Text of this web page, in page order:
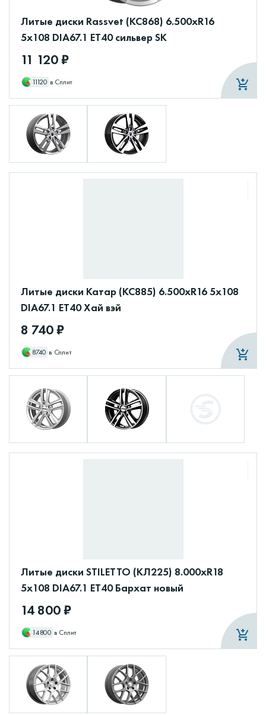
Литые диски Rassvet (КС868) 6.500xR16
5x108 DIA67.1 ET40 сильвер SK
11 120 ₽
11120 в Сплит
Литые диски Катар (КС885) 6.500xR16 5x108
DIA67.1 ET40 Хай вэй
8 740 ₽
8740 в Сплит
Литые диски STILETTO (КЛ225) 8.000xR18
5x108 DIA67.1 ET40 Бархат новый
14 800 ₽
14800 в Сплит